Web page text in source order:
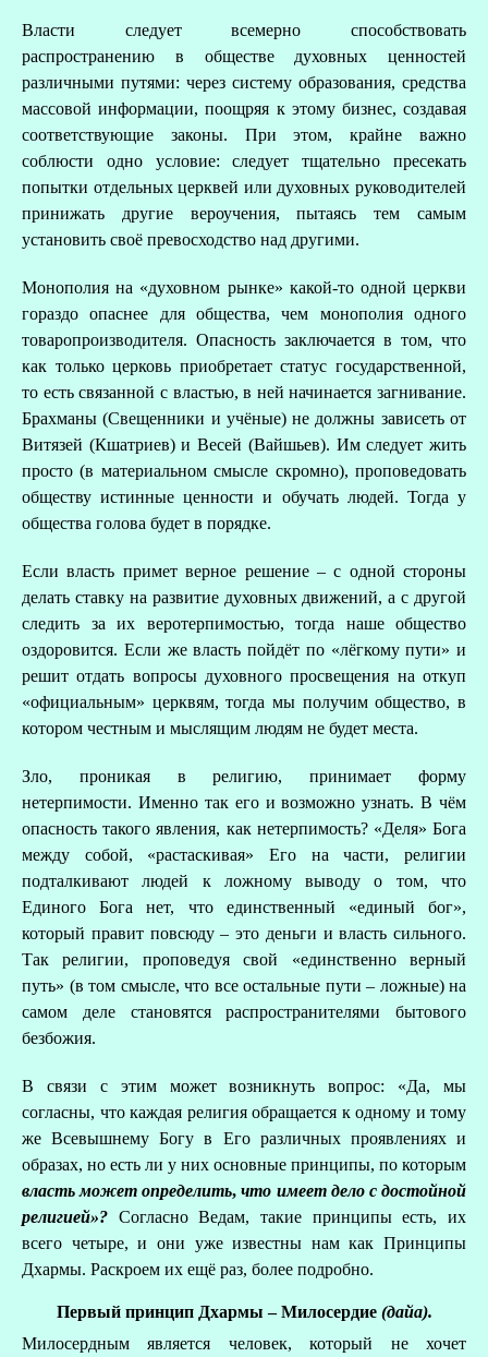
Власти следует всемерно способствовать
распространению в обществе духовных ценностей
различными путями: через систему образования, средства
массовой информации, поощряя к этому бизнес, создавая
соответствующие законы. При этом, крайне важно
соблюсти одно условие: следует тщательно пресекать
попытки отдельных церквей или духовных руководителей
принижать другие вероучения, пытаясь тем самым
установить своё превосходство над другими.
Монополия на «духовном рынке» какой-то одной церкви
гораздо опаснее для общества, чем монополия одного
товаропроизводителя. Опасность заключается в том, что
как только церковь приобретает статус государственной,
то есть связанной с властью, в ней начинается загнивание.
Брахманы (Свещенники и учёные) не должны зависеть от
Витязей (Кшатриев) и Весей (Вайшьев). Им следует жить
просто (в материальном смысле скромно), проповедовать
обществу истинные ценности и обучать людей. Тогда у
общества голова будет в порядке.
Если власть примет верное решение – с одной стороны
делать ставку на развитие духовных движений, а с другой
следить за их веротерпимостью, тогда наше общество
оздоровится. Если же власть пойдёт по «лёгкому пути» и
решит отдать вопросы духовного просвещения на откуп
«официальным» церквям, тогда мы получим общество, в
котором честным и мыслящим людям не будет места.
Зло, проникая в религию, принимает форму
нетерпимости. Именно так его и возможно узнать. В чём
опасность такого явления, как нетерпимость? «Деля» Бога
между собой, «растаскивая» Его на части, религии
подталкивают людей к ложному выводу о том, что
Единого Бога нет, что единственный «единый бог»,
который правит повсюду – это деньги и власть сильного.
Так религии, проповедуя свой «единственно верный
путь» (в том смысле, что все остальные пути – ложные) на
самом деле становятся распространителями бытового
безбожия.
В связи с этим может возникнуть вопрос: «Да, мы
согласны, что каждая религия обращается к одному и тому
же Всевышнему Богу в Его различных проявлениях и
образах, но есть ли у них основные принципы, по которым
власть может определить,что имеет дело с достойной
религией»? Согласно Ведам, такие принципы есть, их
всего четыре, и они уже известны нам как Принципы
Дхармы. Раскроем их ещё раз, более подробно.
Первый принцип Дхармы – Милосердие (дайа).
Милосердным является человек, который не хочет